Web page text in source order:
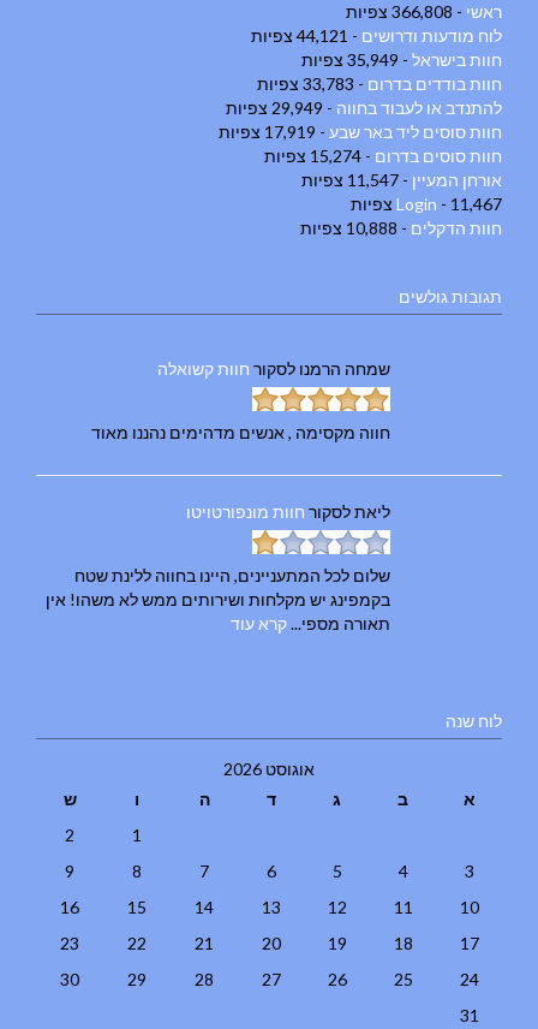
ראשי - 366,808 צפיות
לוח מודעות ודרושים - 44,121 צפיות
חוות בישראל - 35,949 צפיות
חוות בודדים בדרום - 33,783 צפיות
להתנדב או לעבוד בחווה - 29,949 צפיות
חוות סוסים ליד באר שבע - 17,919 צפיות
חוות סוסים בדרום - 15,274 צפיות
אורחן המעיין - 11,547 צפיות
Login - 11,467 צפיות
חוות הדקלים - 10,888 צפיות
תגובות גולשים
שמחה הרמנו לסקור חוות קשואלה
חווה מקסימה , אנשים מדהימים נהננו מאוד
ליאתלסקור חוות מונפורטויטו
שלום לכל המתעניינים, היינו בחווה ללינת שטח
בקמפינג יש מקלחות ושירותים ממש לא משהו! אין
תאורה מספי...קרא עוד
לוח שנה
אוגוסט 2026
א
ב ג ד ה ו
ש
1
2
3
4
5
6
7
8
9
10
11
12
13
14
15
16
17
18
19
20
21
22
23
24
25
26
27
28
29
30
31